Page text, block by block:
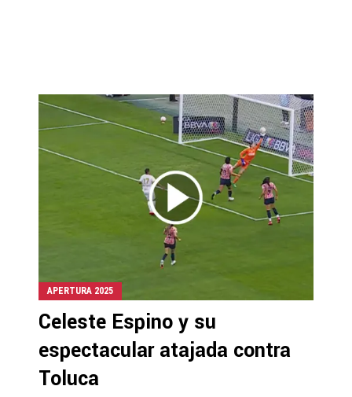
APERTURA 2025
Celeste Espino y su
espectacular atajada contra
Toluca